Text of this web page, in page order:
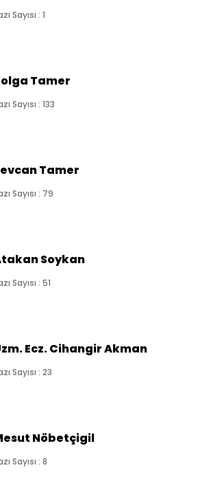
Sayısı : 1
Tamer
Sayısı : 133
Tamer
Sayısı : 79
Soykan
Sayısı : 51
Ecz. Cihangir Akman
Sayısı : 23
Nöbetçigil
Sayısı : 8